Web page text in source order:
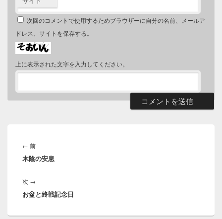
次回のコメントで使用するためブラウザーに自分の名前、メールア
ドレス、サイトを保存する。
上に表示された文字を入力してください。
稿
ナ
ゲ
ー
シ
← 前前
の
木陰の安息
次 →
の
お盆と終戦記念日